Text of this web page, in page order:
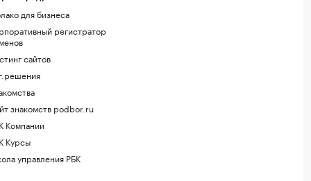
для бизнеса
регистратор
сайтов
знакомств podbor.ru
Компании
Курсы
управления РБК